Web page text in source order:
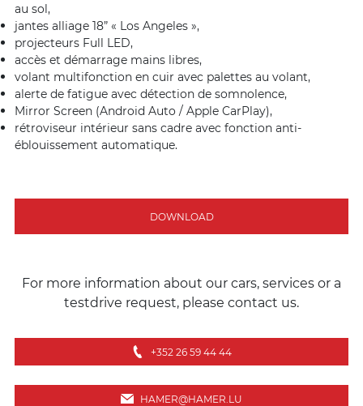
au sol,
jantes alliage 18” « Los Angeles »,
projecteurs Full LED,
accès et démarrage mains libres,
volant multifonction en cuir avec palettes au volant,
alerte de fatigue avec détection de somnolence,
Mirror Screen (Android Auto / Apple CarPlay),
rétroviseur intérieur sans cadre avec fonction anti-
éblouissement automatique.
DOWNLOAD
For more information about our cars, services or a
testdrive request, please contact us.
+352 26 59 44 44
HAMER@HAMER.LU